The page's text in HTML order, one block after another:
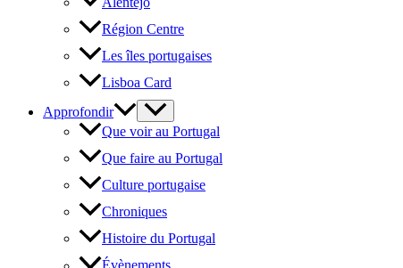
Région Centre
Les îles portugaises
Lisboa Card
Approfondir
Que voir au Portugal
Que faire au Portugal
Culture portugaise
Chroniques
Histoire du Portugal